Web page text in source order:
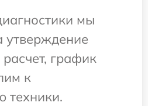
мы
утверждение
график
к
техники.